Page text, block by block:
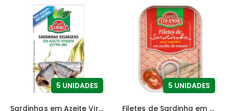
5 UNIDADES
Sardinhas em Azeite Virgem Extra Bio
5 UNIDADES
Filetes de Sardinha em Molho Rico de Tomate